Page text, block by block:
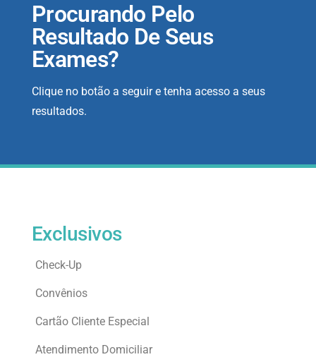
Procurando Pelo
Resultado De Seus
Exames?
Clique no botão a seguir e tenha acesso a seus
resultados.
Exclusivos
Check-Up
Convênios
Cartão Cliente Especial
Atendimento Domiciliar